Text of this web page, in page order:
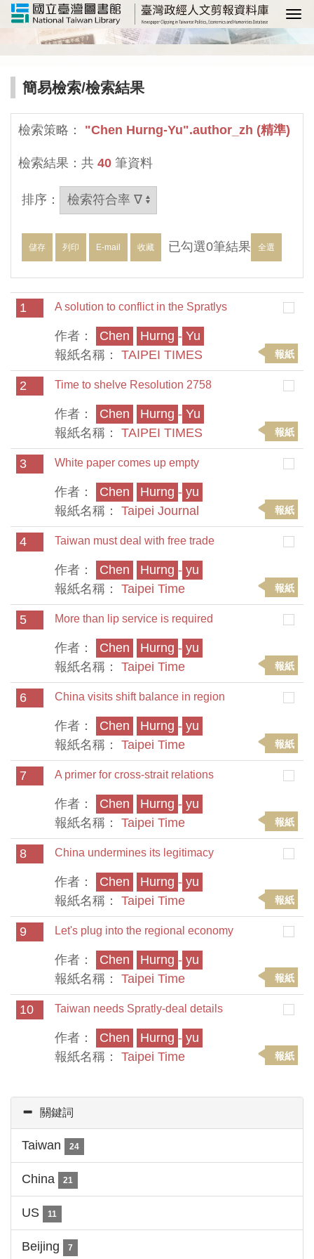
選
簡易檢索/檢索結果
檢索策略： "Chen Hurng-Yu".author_zh (精準)
檢索結果：共 40 筆資料
排序：
儲存 列印 E-mail 收藏 已勾選0筆結果 全選
1 A solution to conflict in the Spratlys
作者： Chen Hurng - Yu
報紙名稱： TAIPEI TIMES 報紙
2 Time to shelve Resolution 2758
作者： Chen Hurng - Yu
報紙名稱： TAIPEI TIMES 報紙
3 White paper comes up empty
作者： Chen Hurng - yu
報紙名稱： Taipei Journal 報紙
4 Taiwan must deal with free trade
作者： Chen Hurng - yu
報紙名稱： Taipei Time 報紙
5 More than lip service is required
作者： Chen Hurng - yu
報紙名稱： Taipei Time 報紙
6 China visits shift balance in region
作者： Chen Hurng - yu
報紙名稱： Taipei Time 報紙
7 A primer for cross-strait relations
作者： Chen Hurng - yu
報紙名稱： Taipei Time 報紙
8 China undermines its legitimacy
作者： Chen Hurng - yu
報紙名稱： Taipei Time 報紙
9 Let's plug into the regional economy
作者： Chen Hurng - yu
報紙名稱： Taipei Time 報紙
10 Taiwan needs Spratly-deal details
作者： Chen Hurng - yu
報紙名稱： Taipei Time 報紙
關鍵詞
Taiwan 24
China 21
US 11
Beijing 7